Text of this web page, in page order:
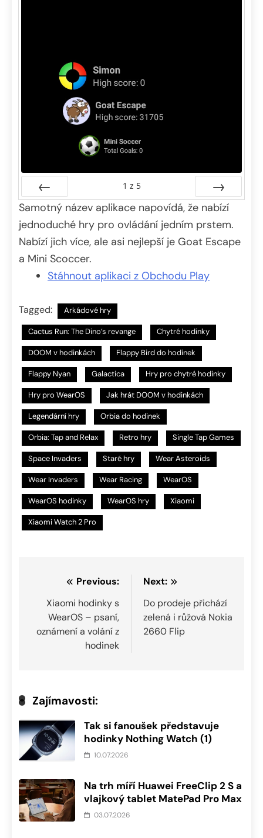
Předchozí
1 z 5
Další
Samotný název aplikace napovídá, že nabízí
jednoduché hry pro ovládání jedním prstem.
Nabízí jich více, ale asi nejlepší je Goat Escape
a Mini Scoccer.
Stáhnout aplikaci z Obchodu Play
Tagged: Arkádové hry
Cactus Run: The Dino’s revange Chytré hodinky
DOOM v hodinkách Flappy Bird do hodinek
Flappy Nyan Galactica Hry pro chytré hodinky
Hry pro WearOS Jak hrát DOOM v hodinkách
Legendární hry Orbia do hodinek
Orbia: Tap and Relax Retro hry Single Tap Games
Space Invaders Staré hry Wear Asteroids
Wear Invaders Wear Racing WearOS
WearOS hodinky WearOS hry Xiaomi
Xiaomi Watch 2 Pro
Navigace
pro
příspěvek
Previous:
Xiaomi hodinky s
WearOS – psaní,
oznámení a volání z
hodinek
Next:
Do prodeje přichází
zelená i růžová Nokia
2660 Flip
Zajímavosti:
Tak si fanoušek představuje
hodinky Nothing Watch (1)
10.07.2026
Na trh míří Huawei FreeClip 2 S a
vlajkový tablet MatePad Pro Max
03.07.2026